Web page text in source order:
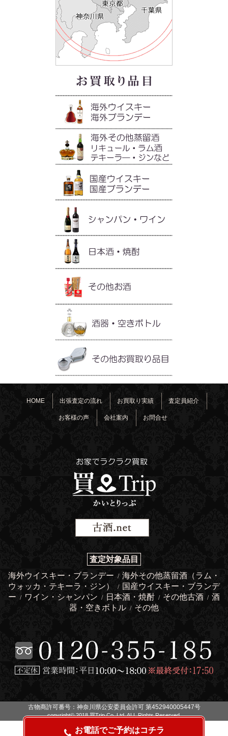
HOME 出張査定の流れ お買取り実績 査定員紹介
お客様の声 会社案内 お問合せ
査定対象品目
海外ウイスキー・ブランデー / 海外その他蒸留酒（ラム・
ウォッカ・テキーラ・ジン）
/ 国産ウイスキー・ブランデ
ー / ワイン・シャンパン / 日本酒・焼酎 / その他古酒 / 酒
器・空きボトル / その他
古物商許可番号：神奈川県公安委員会許可 第452940005447号
copyright© 2018 買Trip Co.,Ltd. ALL Rights Reserved.
お電話でご予約はコチラ